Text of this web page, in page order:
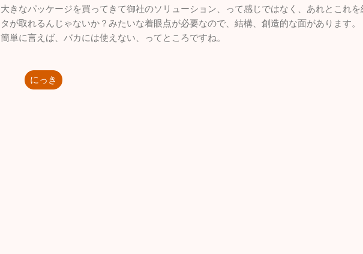
大きなパッケージを買ってきて御社のソリューション、って感じではなく、あれとこれ
タが取れるんじゃないか？みたいな着眼点が必要なので、結構、創造的な面があります。
簡単に言えば、バカには使えない、ってところですね。
にっき